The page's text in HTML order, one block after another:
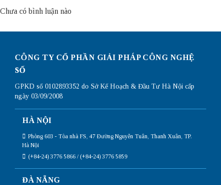
Chưa có bình luận nào
CÔNG TY CỔ PHẦN GIẢI PHÁP CÔNG NGHỆ
SỐ
GPKD số 0102893352 do Sở Kế Hoạch & Đầu Tư Hà Nội cấp
ngày 03/09/2008
HÀ NỘI
Phòng 603 - Tòa nhà FS, 47 Đường Nguyễn Tuân, Thanh Xuân, TP.
Hà Nội
(+84-24) 3776 5866 / (+84-24) 3776 5859
ĐÀ NẴNG